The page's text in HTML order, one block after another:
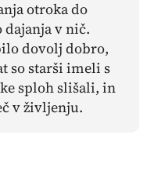
otroka do
v nič.
dovolj dobro,
so starši imeli s
sploh slišali, in
v življenju.